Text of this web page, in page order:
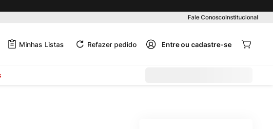
Fale ConoscoInstitucional
Minhas Listas Refazer pedido